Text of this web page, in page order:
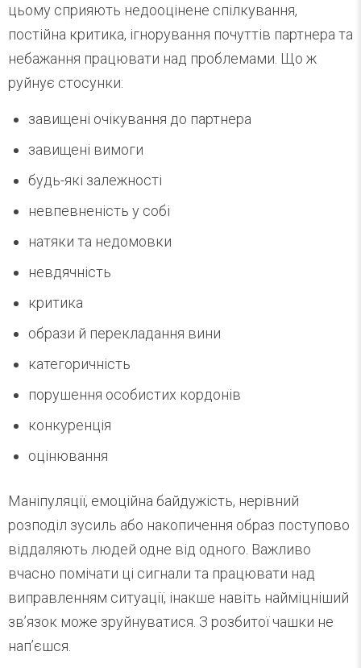
цьому сприяють недооцінене спілкування,
постійна критика, ігнорування почуттів партнера та
небажання працювати над проблемами. Що ж
руйнує стосунки:
завищені очікування до партнера
завищені вимоги
будь-які залежності
невпевненість у собі
натяки та недомовки
невдячність
критика
образи й перекладання вини
категоричність
порушення особистих кордонів
конкуренція
оцінювання
Маніпуляції, емоційна байдужість, нерівний
розподіл зусиль або накопичення образ поступово
віддаляють людей одне від одного. Важливо
вчасно помічати ці сигнали та працювати над
виправленням ситуації, інакше навіть найміцніший
зв’язок може зруйнуватися. З розбитої чашки не
нап’єшся.